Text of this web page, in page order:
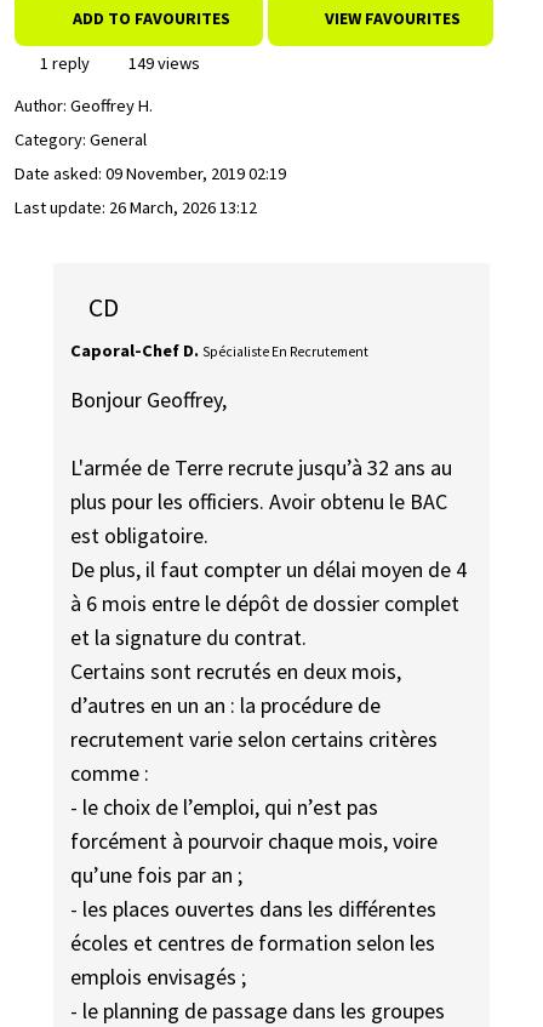
ADD TO FAVOURITES VIEW FAVOURITES
1 reply
149 views
Author: Geoffrey H.
Category: General
Date asked: 09 November, 2019 02:19
Last update: 26 March, 2026 13:12
CD
Caporal-Chef D. Spécialiste En Recrutement
Bonjour Geoffrey,
L'armée de Terre recrute jusqu’à 32 ans au
plus pour les officiers. Avoir obtenu le BAC
est obligatoire.
De plus, il faut compter un délai moyen de 4
à 6 mois entre le dépôt de dossier complet
et la signature du contrat.
Certains sont recrutés en deux mois,
d’autres en un an : la procédure de
recrutement varie selon certains critères
comme :
- le choix de l’emploi, qui n’est pas
forcément à pourvoir chaque mois, voire
qu’une fois par an ;
- les places ouvertes dans les différentes
écoles et centres de formation selon les
emplois envisagés ;
- le planning de passage dans les groupes